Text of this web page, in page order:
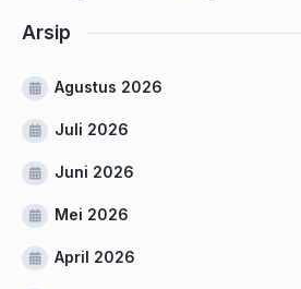
Arsip
Agustus 2026
Juli 2026
Juni 2026
Mei 2026
April 2026